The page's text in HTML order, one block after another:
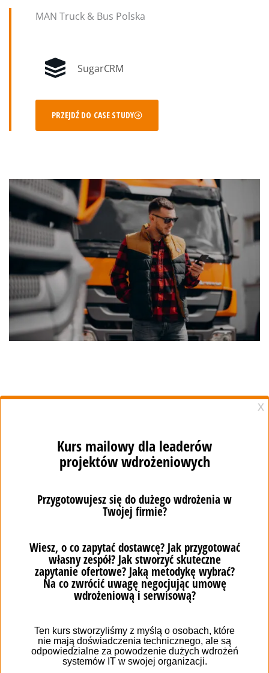
MAN Truck & Bus Polska
SugarCRM
PRZEJDŹ DO CASE STUDY
Być może zetknąłeś się już z koncepcją Nassima Taleba
„antykruchość”biznesu. Nie zaskoczy Cię wtedy
reagowania na niespodziewane sytuacje. W branży
TSL czy automotive to w zasadzie normalka.
Twoim czarnym łabędziem wcale nie musi być kolejna
pandemia niebezpiecznej choroby, „wystarczą”:
nagłe zmiany w przepisach o transporcie, ruchu
drogowym czy ochronie środowiska
nowe podatki lub cła na pojazdy
spalinowe/elektryczne
uzasadniony politycznie zakaz importu